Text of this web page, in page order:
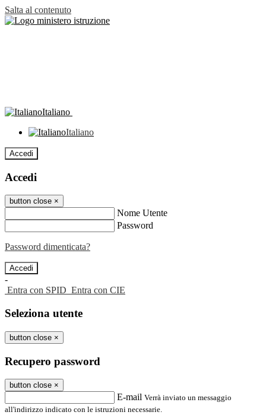
Salta al contenuto
Italiano
Italiano
Accedi
Accedi
button close ×
Nome Utente
Password
Password dimenticata?
-
Entra con SPID Entra con CIE
Seleziona utente
button close ×
Recupero password
button close ×
E-mail Verrà inviato un messaggio
all'indirizzo indicato con le istruzioni necessarie.